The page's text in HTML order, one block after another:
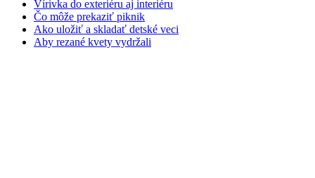
Vírivka do exteriéru aj interiéru
Čo môže prekaziť piknik
Ako uložiť a skladať detské veci
Aby rezané kvety vydržali